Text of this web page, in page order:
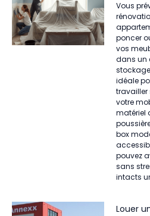
Vous
poncer
vos
dans un
idéale
travailler
votre
matériel
box
pouvez
sans
intacts
Louer